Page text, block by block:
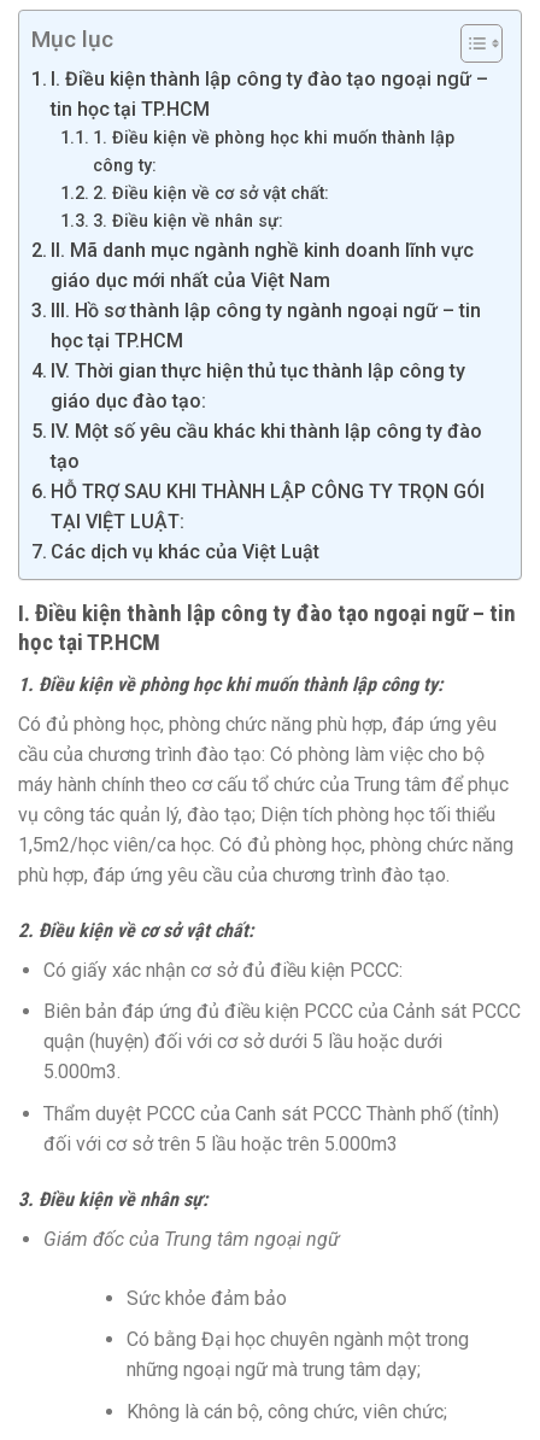
Mục lục
I. Điều kiện thành lập công ty đào tạo ngoại ngữ –
tin học tại TP.HCM
1. Điều kiện về phòng học khi muốn thành lập
công ty:
2. Điều kiện về cơ sở vật chất:
3. Điều kiện về nhân sự:
II. Mã danh mục ngành nghề kinh doanh lĩnh vực
giáo dục mới nhất của Việt Nam
III. Hồ sơ thành lập công ty ngành ngoại ngữ – tin
học tại TP.HCM
IV. Thời gian thực hiện thủ tục thành lập công ty
giáo dục đào tạo:
IV. Một số yêu cầu khác khi thành lập công ty đào
tạo
HỖ TRỢ SAU KHI THÀNH LẬP CÔNG TY TRỌN GÓI
TẠI VIỆT LUẬT:
Các dịch vụ khác của Việt Luật
I. Điều kiện thành lập công ty đào tạo ngoại ngữ – tin
học tại TP.HCM
1. Điều kiện về phòng học khi muốn thành lập công ty:
Có đủ phòng học, phòng chức năng phù hợp, đáp ứng yêu
cầu của chương trình đào tạo: Có phòng làm việc cho bộ
máy hành chính theo cơ cấu tổ chức của Trung tâm để phục
vụ công tác quản lý, đào tạo; Diện tích phòng học tối thiểu
1,5m2/học viên/ca học. Có đủ phòng học, phòng chức năng
phù hợp, đáp ứng yêu cầu của chương trình đào tạo.
2. Điều kiện về cơ sở vật chất:
Có giấy xác nhận cơ sở đủ điều kiện PCCC:
Biên bản đáp ứng đủ điều kiện PCCC của Cảnh sát PCCC
quận (huyện) đối với cơ sở dưới 5 lầu hoặc dưới
5.000m3.
Thẩm duyệt PCCC của Canh sát PCCC Thành phố (tỉnh)
đối với cơ sở trên 5 lầu hoặc trên 5.000m3
3. Điều kiện về nhân sự:
Giám đốc của Trung tâm ngoại ngữ
Sức khỏe đảm bảo
Có bằng Đại học chuyên ngành một trong
những ngoại ngữ mà trung tâm dạy;
Không là cán bộ, công chức, viên chức;